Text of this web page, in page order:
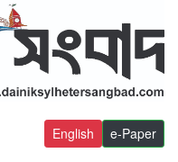
e-Paper
English